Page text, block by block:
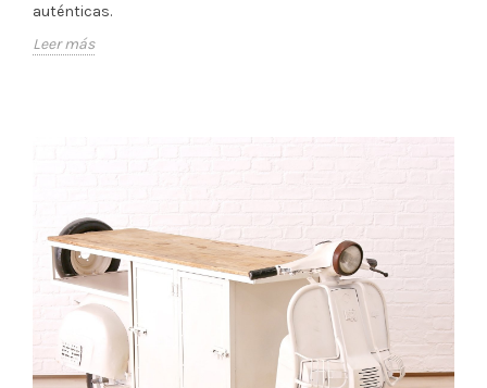
auténticas.
Leer más